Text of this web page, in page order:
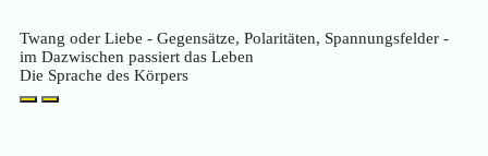
Twang oder Liebe - Gegensätze, Polaritäten, Spannungsfelder -
im Dazwischen passiert das Leben
Die Sprache des Körpers
PlayPause